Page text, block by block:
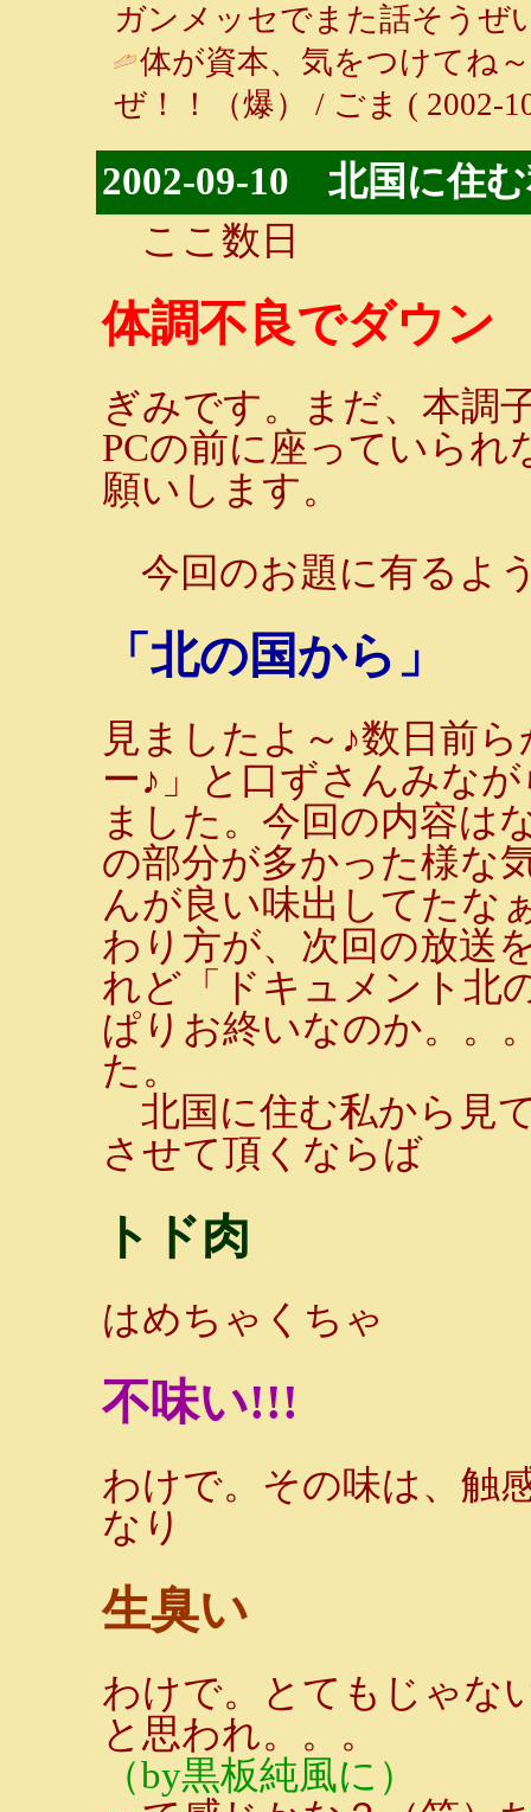
ガンメッセでまた話そうぜ
体が資本、気をつけてね
ぜ！！（爆） / ごま ( 2002-
2002-09-10 北国に住
ここ数日
体調不良でダウン
ぎみです。まだ、本調
PCの前に座っていら
願いします。
今回のお題に有るよ
「北の国から」
見ましたよ～♪数日前
ー♪」と口ずさんみな
ました。今回の内容は
の部分が多かった様な
んが良い味出してたな
わり方が、次回の放送
れど「ドキュメント北
ぱりお終いなのか。。
た。
北国に住む私から見
させて頂くならば
トド肉
はめちゃくちゃ
不味い!!!
わけで。その味は、触
なり
生臭い
わけで。とてもじゃな
と思われ。。。
（by黒板純風に）